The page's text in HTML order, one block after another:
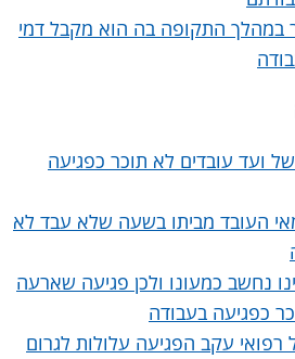
במהלך התקופה בה הוא מקבל דמי
ועד עובדים לא תוכר כפגיעה
העובד מביתו בשעה שלא עבד לא
נחשב כמעונו ולכן פגיעה שארעה
כפגיעה בעבודה
רפואי עקב הפגיעה עלולות לגרום